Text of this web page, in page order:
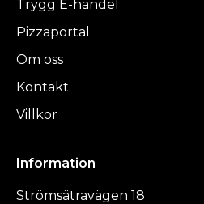
Trygg E-handel
Pizzaportal
Om oss
Kontakt
Villkor
Information
Strömsätravägen 18